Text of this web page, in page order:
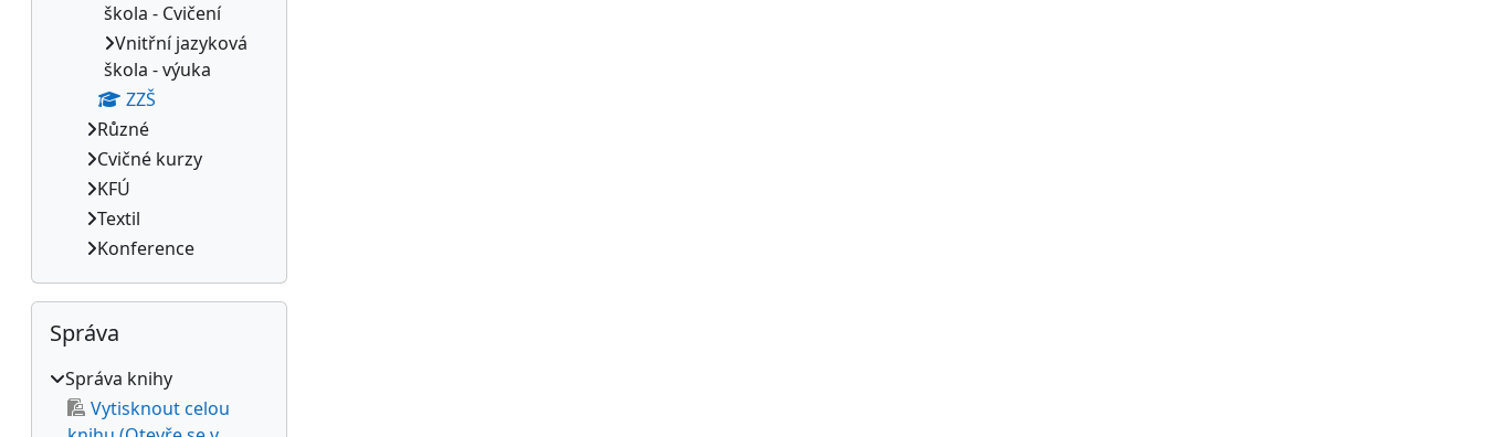
škola - Cvičení
Vnitřní jazyková
škola - výuka
ZZŠ
Různé
Cvičné kurzy
KFÚ
Textil
Konference
Přeskočit: Správa
Správa
Správa knihy
Vytisknout celou